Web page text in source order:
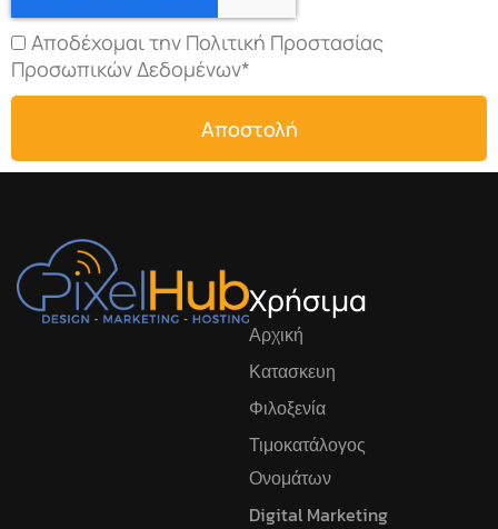
Αποδέχομαι την Πολιτική Προστασίας
Προσωπικών Δεδομένων*
Αποστολή
Χρήσιμα
Αρχική
Κατασκευη
Φιλοξενία
Τιμοκατάλογος
Ονομάτων
Digital Marketing